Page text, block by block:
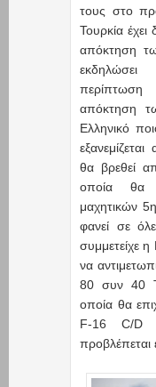
τους στο
Τουρκία
απόκτηση
περίπτωση
απόκτηση
Ελληνικό
θα βρεθεί
οποία θα
μαχητικών
φανεί σε
συμμετείχε η
να
80 συν 40
οποία θα
F-16 C/D
προβλέπεται